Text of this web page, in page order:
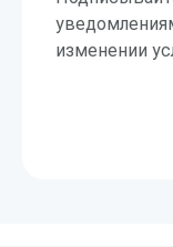
изменении